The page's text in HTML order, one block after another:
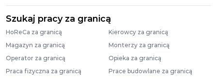
Szukaj pracy za granicą
HoReCa za granicą
Kierowcy za granicą
Magazyn za granicą
Monterzy za granicą
Operator za granicą
Opieka za granicą
Praca fizyczna za granicą
Prace budowlane za granicą